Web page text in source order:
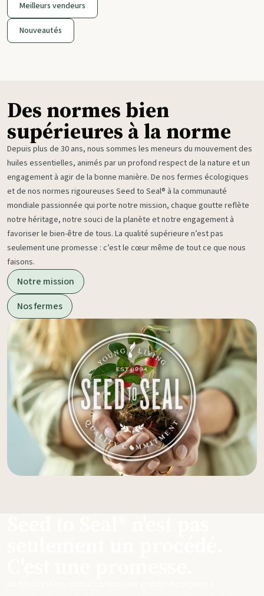
Meilleurs vendeurs
Nouveautés
Des normes bien
supérieures à la norme
Depuis plus de 30 ans, nous sommes les meneurs du mouvement des
huiles essentielles, animés par un profond respect de la nature et un
engagement à agir de la bonne manière. De nos fermes écologiques
et de nos normes rigoureuses Seed to Seal® à la communauté
mondiale passionnée qui porte notre mission, chaque goutte reflète
notre héritage, notre souci de la planète et notre engagement à
favoriser le bien-être de tous. La qualité supérieure n’est pas
seulement une promesse : c’est le cœur même de tout ce que nous
faisons.
Notre mission
Nos fermes
Seed to Seal® n'est pas